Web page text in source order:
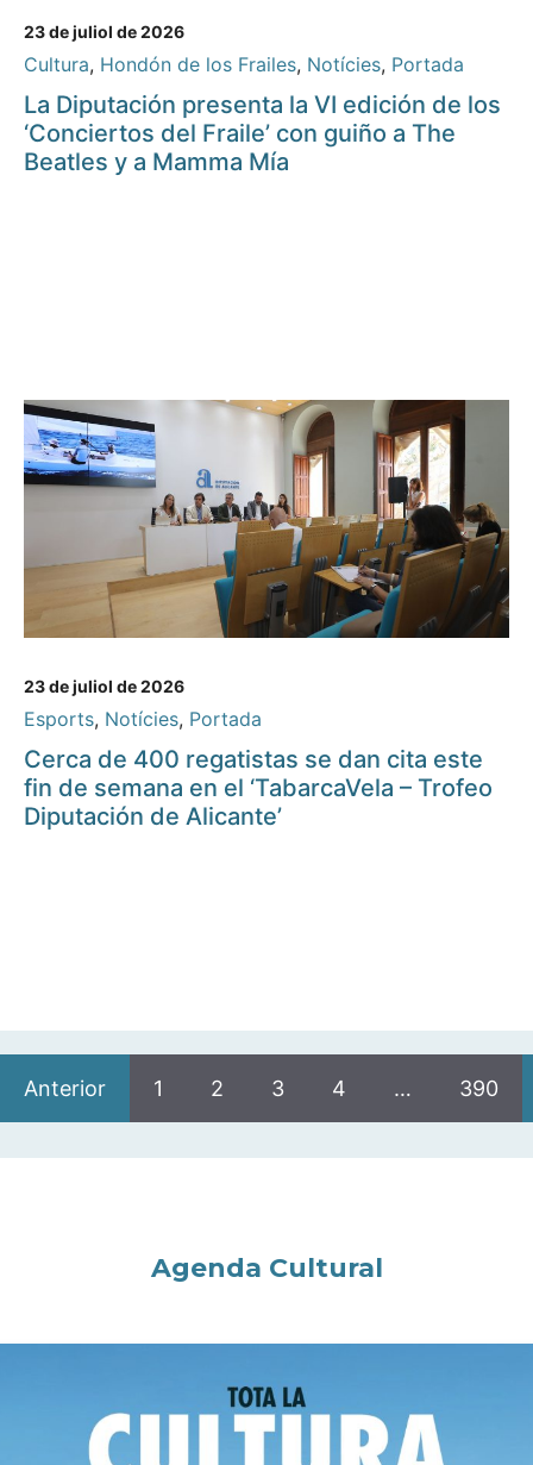
23 de juliol de 2026
Cultura, Hondón de los Frailes, Notícies, Portada
La Diputación presenta la VI edición de los
‘Conciertos del Fraile’ con guiño a The
Beatles y a Mamma Mía
23 de juliol de 2026
Esports, Notícies, Portada
Cerca de 400 regatistas se dan cita este
fin de semana en el ‘TabarcaVela – Trofeo
Diputación de Alicante’
Anterior 1 2 3 4 … 390
Agenda Cultural